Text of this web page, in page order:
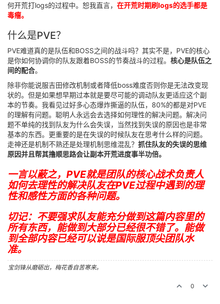
何开荒打logs的过程中。恕我直言， 在开荒时期刷logs的选手都是
毒瘤。
什么是PVE？
PVE难道真的是队伍和BOSS之间的战斗吗？其实不是，PVE的核心
是你如何协调你的队友跟着BOSS的节奏战斗的过程。 核心是队伍之
间的配合。
除非你能说服吉田修改机制或者降低boss难度否则你是无法改变现
状的。但是如果想早期过本就是要尽可能的调动队友更适应这个副
本的节奏。我看见过好多心态爆炸撕逼的队伍，80%的都是对PVE
的理解有问题。聪明人永远会去选择如何理性的解决问题。解决问
题不单纯的找到队友为什么会失误，当然找到失误的原因也是非常
基本的东西。更重要的是在失误的时候队友在思考什么样的问题。
走神还是机制不熟还是处理机制思维混乱？ 抓住队友的失误的思维
原因并且帮其撸顺思路会让副本开荒进度事半功倍。
一言以蔽之，PVE就是团队的核心战术负责人
如何去理性的解决队友在PVE过程中遇到的理
性和感性方面的各种问题。
切记：不要强求队友能充分做到这篇内容里的
所有东西，能做到大部分已经很不错了。能做
到全部内容已经可以说是国际服顶尖团队水
准。
宝剑锋从磨砺出，梅花香自苦寒来。
0